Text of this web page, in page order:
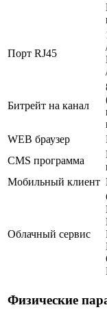
Порт RJ45
Битрейт на канал
WEB браузер
CMS программа
Мобильный клиент
Облачный сервис
Физические